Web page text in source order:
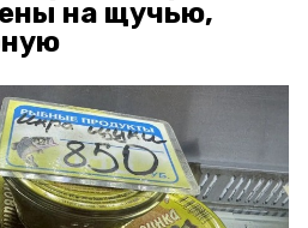
на щучью,